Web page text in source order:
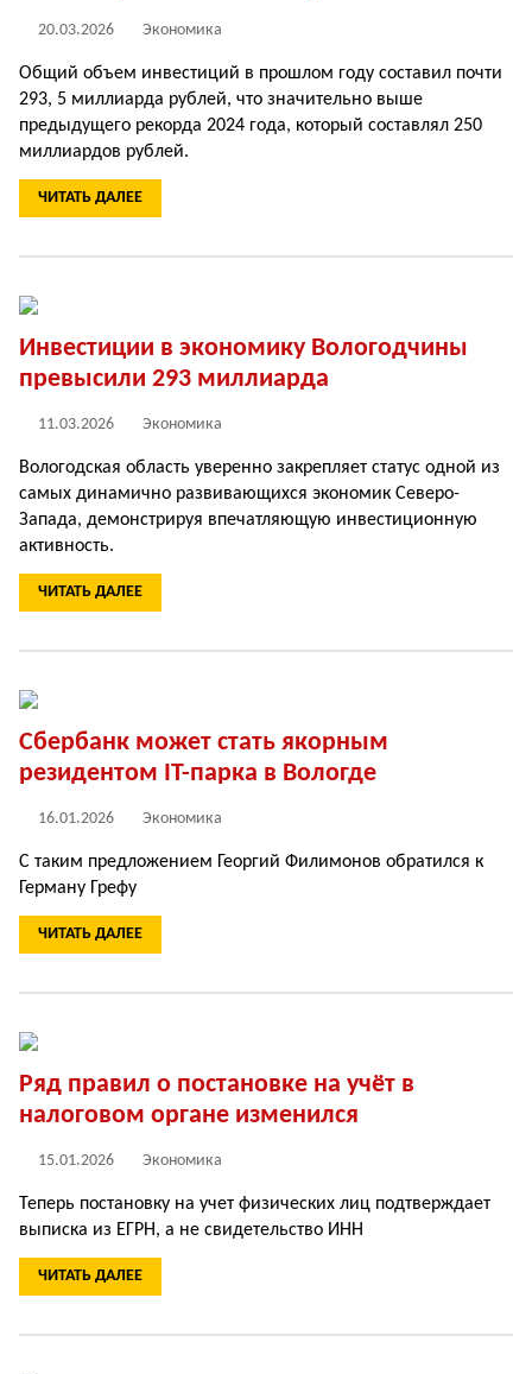
20.03.2026 Экономика
Общий объем инвестиций в прошлом году составил почти
293, 5 миллиарда рублей, что значительно выше
предыдущего рекорда 2024 года, который составлял 250
миллиардов рублей.
ЧИТАТЬ ДАЛЕЕ
Инвестиции в экономику Вологодчины
превысили 293 миллиарда
11.03.2026 Экономика
Вологодская область уверенно закрепляет статус одной из
самых динамично развивающихся экономик Северо-
Запада, демонстрируя впечатляющую инвестиционную
активность.
ЧИТАТЬ ДАЛЕЕ
Сбербанк может стать якорным
резидентом IT-парка в Вологде
16.01.2026 Экономика
С таким предложением Георгий Филимонов обратился к
Герману Грефу
ЧИТАТЬ ДАЛЕЕ
Ряд правил о постановке на учёт в
налоговом органе изменился
15.01.2026 Экономика
Теперь постановку на учет физических лиц подтверждает
выписка из ЕГРН, а не свидетельство ИНН
ЧИТАТЬ ДАЛЕЕ